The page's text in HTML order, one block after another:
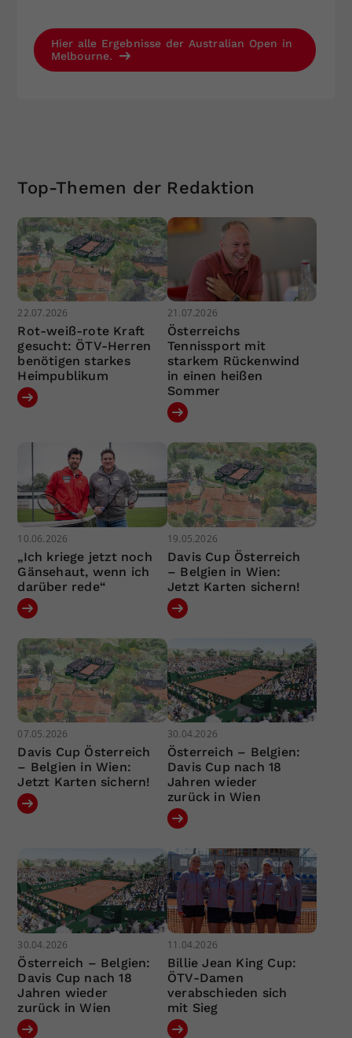
Hier alle Ergebnisse der Australian Open in
Melbourne.
Top-Themen der Redaktion
22.07.2026
Rot-weiß-rote Kraft
gesucht: ÖTV-Herren
benötigen starkes
Heimpublikum
21.07.2026
Österreichs
Tennissport mit
starkem Rückenwind
in einen heißen
Sommer
10.06.2026
„Ich kriege jetzt noch
Gänsehaut, wenn ich
darüber rede“
19.05.2026
Davis Cup Österreich
– Belgien in Wien:
Jetzt Karten sichern!
07.05.2026
Davis Cup Österreich
– Belgien in Wien:
Jetzt Karten sichern!
30.04.2026
Österreich – Belgien:
Davis Cup nach 18
Jahren wieder
zurück in Wien
30.04.2026
Österreich – Belgien:
Davis Cup nach 18
Jahren wieder
zurück in Wien
11.04.2026
Billie Jean King Cup:
ÖTV-Damen
verabschieden sich
mit Sieg